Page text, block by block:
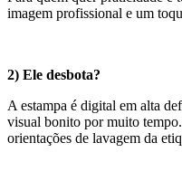
imagem profissional e um
2) Ele desbota?
A estampa é digital em alta
visual bonito por muito
orientações de lavagem da